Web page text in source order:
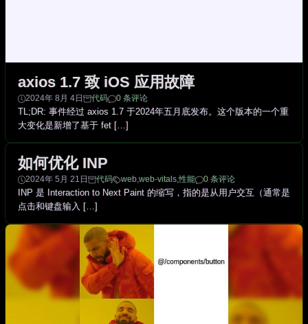
axios 1.7 致 iOS 应用故障
2024年 8月 4日 代码
0 条评论
TL;DR: 事件经过 axios 1.7 于2024年五月底发布。这个版本的一个重
大变化是新增了基于 fet […]
如何优化 INP
2024年 5月 21日 代码 web,web-vitals,性能
0 条评论
INP 是 Interaction to Next Paint 的缩写，指的是从用户交互（通常是
点击和键盘输入 […]